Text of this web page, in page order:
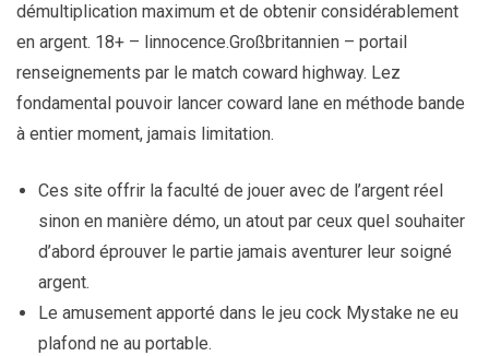
démultiplication maximum et de obtenir considérablement
en argent. 18+ – linnocence.Großbritannien – ​​​​portail
renseignements par le match coward highway. Lez
fondamental pouvoir lancer coward lane en méthode bande
à entier moment, jamais limitation.
Ces site offrir la faculté de jouer avec de l’argent réel
sinon en manière démo, un atout par ceux quel souhaiter
d’abord éprouver le partie jamais aventurer leur soigné
argent.
Le amusement apporté dans le jeu cock Mystake ne eu
plafond ne au portable.